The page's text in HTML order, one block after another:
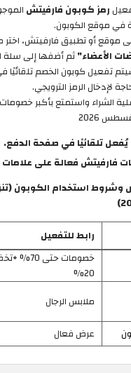
رمز كوبون فارفيتش
في موقع الكوبون.
موقع أو تطبيق فارفيتش،
الأعضاء"ثم أضفها إلى سلة
تفعيل كوبون الخصم
لإدخال الرمز الترويجي.
الشراء واستمتع بأكبر
2026
تلقائيًا في صفحة الدفع.
فارفيتش فعالة على علامات
وشروط استخدام الكوبون
رابط للتفعيل
خصومات
20%
ملابس الرجال
عرض فعال